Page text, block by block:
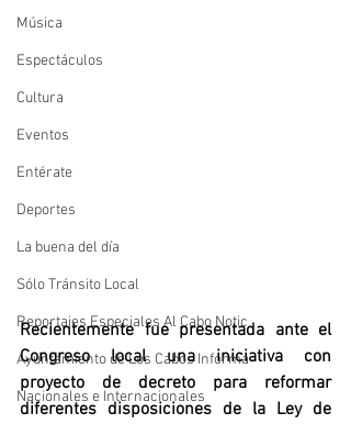
Música
Espectáculos
Cultura
Eventos
Entérate
Deportes
La buena del día
Sólo Tránsito Local
Reportajes Especiales Al Cabo Notic
Ayuntamiento de Los Cabos Informa
Nacionales e Internacionales
Recientemente fue presentada ante el
Congreso local una iniciativa con
proyecto de decreto para reformar
diferentes disposiciones de la Ley de